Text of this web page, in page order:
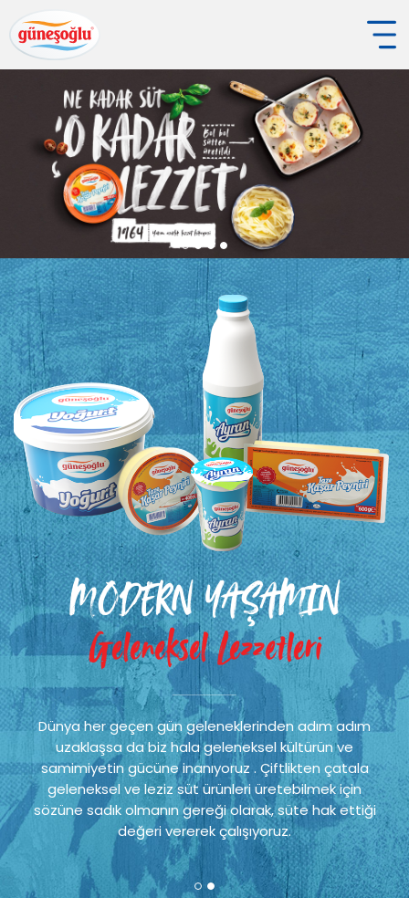
MODERN YAŞAMIN
Geleneksel Lezzetleri
Dünya her geçen gün geleneklerinden adım adım
uzaklaşsa da biz hala geleneksel kültürün ve
samimiyetin gücüne inanıyoruz . Çiftlikten çatala
geleneksel ve leziz süt ürünleri üretebilmek için
sözüne sadık olmanın gereği olarak, süte hak ettiği
değeri vererek çalışıyoruz.